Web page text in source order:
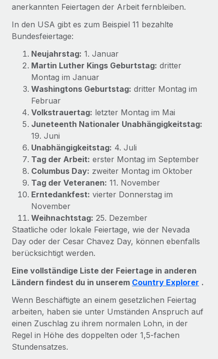
Globales Onboarding und Verwalten von
PEO
INFRASTRUKTUR
Remote Embedded
Plattform
Integrierte HR-Kernfunktionen für dein Team
Verknüpfen Neu
Verknüpfung beliebiger KI-Tools mit Remote über unser
MCP
Integrationen
Prozessoptimierung mit unverzichtbaren Business-
Tools
DIENSTLEISTUNGEN
Frag unsere Expert:innen
Hilfe von Expert:innen für globale HR & Compliance
Background-Checks
Einfacheres Bewerber:innen-Screening
Compliance Watchtower
WACHSTUMSPHASE
Startups
Agile HR- und Payroll-Lösungen für wachsende
Unternehmen
Mittelstand
Maßgeschneiderte HR-Lösungen, um Teams zu
vergrößern
PARTNER WERDEN
Strategische Technologiepartner
Flexible Einbettung von Global-HR-Funktionen in deine
Plattform
Partner werden
Entdecke die Möglichkeiten einer Partnerschaft
Beratung zu Integrationen und KI-Automatisierung
FALLSTUDIEN
So hat der KI-Vorreiter Weaviate sein Team mit
Remote um 120 % vergrößert
Gesamtbeschäftigungskosten
Honorarzahlungen berechnen
Informationen zu möglichen Währungen und
Abwicklungsfristen für globale Freelancer:innen
LERNEN MIT REMOTE
Forschung und Leitfäden
Fallstudien
Checklisten und Vorlagen
Bibliothek für Stellenbeschreibungen
Webinare
Events
Newsroom
Insights Center
Hol dir Unterstützung
Alle Ressourcen anzeigen
Nederlands
Deutsch
Español
Italiano
Português (Portugal)
日本語
한국어
中文（简体）
anerkannten Feiertagen der Arbeit fernbleiben.
In den USA gibt es zum Beispiel 11 bezahlte
Bundesfeiertage:
Neujahrstag: 1. Januar
Martin Luther Kings Geburtstag: dritter
Montag im Januar
Washingtons Geburtstag: dritter Montag im
Februar
Volkstrauertag: letzter Montag im Mai
Juneteenth Nationaler Unabhängigkeitstag:
19. Juni
Unabhängigkeitstag: 4. Juli
Tag der Arbeit: erster Montag im September
Columbus Day: zweiter Montag im Oktober
Tag der Veteranen: 11. November
Erntedankfest: vierter Donnerstag im
November
Weihnachtstag: 25. Dezember
Staatliche oder lokale Feiertage, wie der Nevada
Day oder der Cesar Chavez Day, können ebenfalls
berücksichtigt werden.
Eine vollständige Liste der Feiertage in anderen
Ländern findest du in unserem Country Explorer .
Wenn Beschäftigte an einem gesetzlichen Feiertag
arbeiten, haben sie unter Umständen Anspruch auf
einen Zuschlag zu ihrem normalen Lohn, in der
Regel in Höhe des doppelten oder 1,5-fachen
Stundensatzes.